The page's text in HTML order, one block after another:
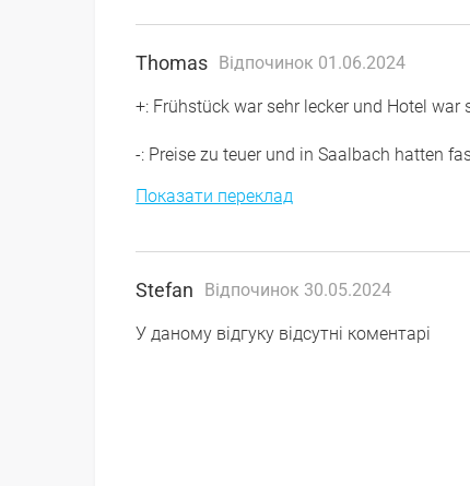
Thomas Відпочинок 01.06.2024
+: Frühstück war sehr lecker und Hotel war
-: Preise zu teuer und in Saalbach hatten
Показати переклад
Stefan Відпочинок 30.05.2024
У даному відгуку відсутні коментарі